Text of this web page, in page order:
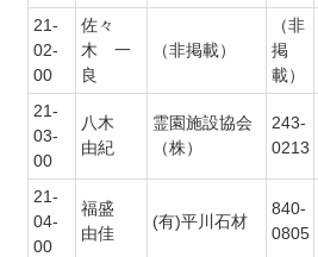
21-
02-
00
佐々
木 一
良
（非掲載）
（非
掲
載）
21-
03-
00
八木
由紀
霊園施設協会
（株）
243-
0213
21-
04-
00
福盛
由佳
(有)平川石材
840-
0805